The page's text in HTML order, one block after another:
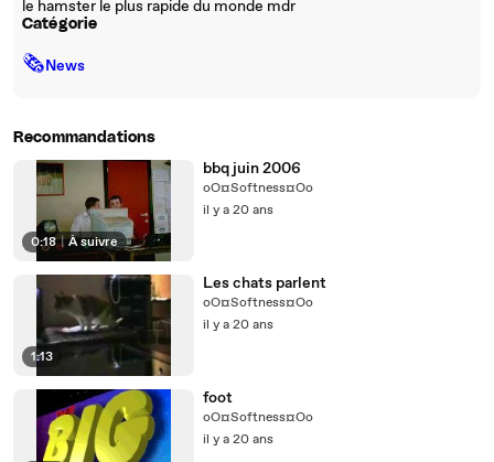
le hamster le plus rapide du monde mdr
Catégorie
🗞News
Recommandations
0:18 | À suivre
bbq juin 2006
oO¤Softness¤Oo
il y a 20 ans
1:13
Les chats parlent
oO¤Softness¤Oo
il y a 20 ans
foot
oO¤Softness¤Oo
il y a 20 ans